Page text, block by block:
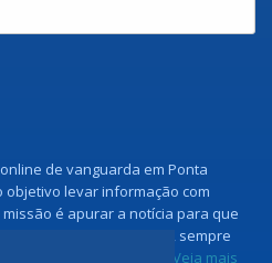
de vanguarda em Ponta
objetivo levar informação com
é apurar a notícia para que
aos fatos como eles são, sempre
Veja mais